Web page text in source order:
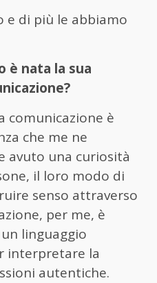
e di più le abbiamo
è nata la sua
comunicazione è
che me ne
avuto una curiosità
il loro modo di
senso attraverso
per me, è
linguaggio
interpretare la
autentiche.